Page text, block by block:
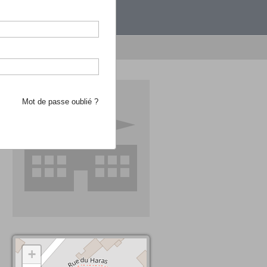
recherche d'école
+
Mot de passe oublié ?